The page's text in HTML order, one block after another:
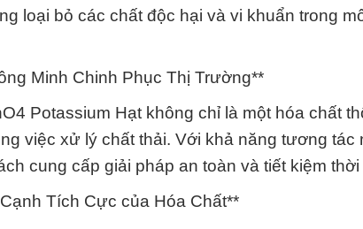
loại bỏ các chất độc hại và vi khuẩn trong
Minh Chinh Phục Thị Trường**
Potassium Hạt không chỉ là một hóa chất
việc xử lý chất thải. Với khả năng tương tác
cung cấp giải pháp an toàn và tiết kiệm thời
Tích Cực của Hóa Chất**